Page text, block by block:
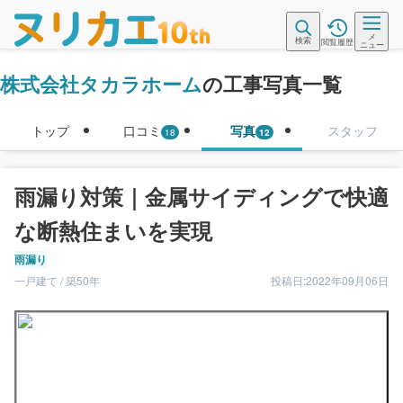
検索 閲覧履歴
メ
ニュー
株式会社タカラホームの工事写真一覧
トップ 口コミ 18 写真 12 スタッフ
雨漏り対策｜金属サイディングで快適
な断熱住まいを実現
雨漏り
一戸建て / 築50年 投稿日:2022年09月06日